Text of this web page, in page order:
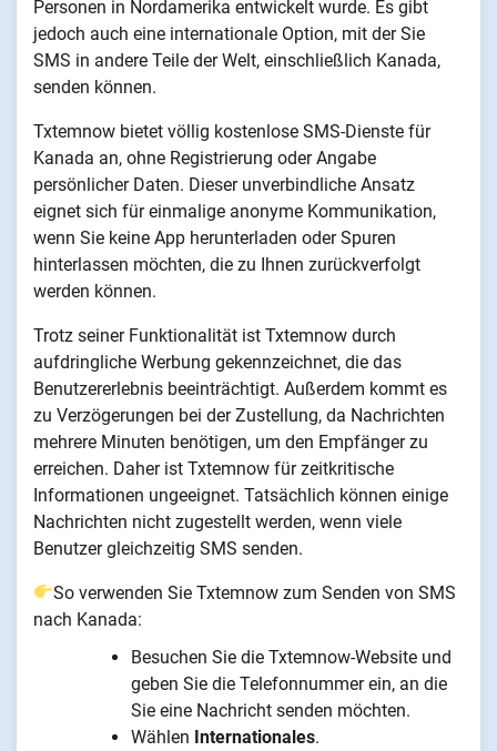
Personen in Nordamerika entwickelt wurde. Es gibt
jedoch auch eine internationale Option, mit der Sie
SMS in andere Teile der Welt, einschließlich Kanada,
senden können.
Txtemnow bietet völlig kostenlose SMS-Dienste für
Kanada an, ohne Registrierung oder Angabe
persönlicher Daten. Dieser unverbindliche Ansatz
eignet sich für einmalige anonyme Kommunikation,
wenn Sie keine App herunterladen oder Spuren
hinterlassen möchten, die zu Ihnen zurückverfolgt
werden können.
Trotz seiner Funktionalität ist Txtemnow durch
aufdringliche Werbung gekennzeichnet, die das
Benutzererlebnis beeinträchtigt. Außerdem kommt es
zu Verzögerungen bei der Zustellung, da Nachrichten
mehrere Minuten benötigen, um den Empfänger zu
erreichen. Daher ist Txtemnow für zeitkritische
Informationen ungeeignet. Tatsächlich können einige
Nachrichten nicht zugestellt werden, wenn viele
Benutzer gleichzeitig SMS senden.
So verwenden Sie Txtemnow zum Senden von SMS
nach Kanada:
Besuchen Sie die Txtemnow-Website und
geben Sie die Telefonnummer ein, an die
Sie eine Nachricht senden möchten.
Wählen Internationales.